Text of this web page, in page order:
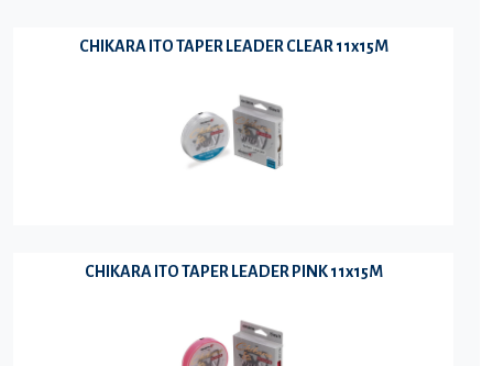
CHIKARA ITO TAPER LEADER CLEAR 11x15M
CHIKARA ITO TAPER LEADER PINK 11x15M